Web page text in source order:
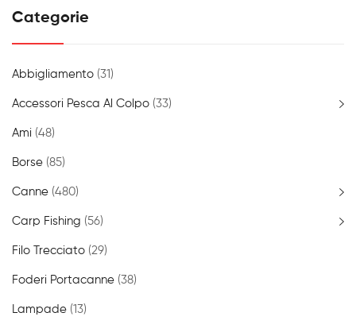
Categorie
Abbigliamento (31)
Accessori Pesca Al Colpo (33)
Ami (48)
Borse (85)
Canne (480)
Carp Fishing (56)
Filo Trecciato (29)
Foderi Portacanne (38)
Lampade (13)